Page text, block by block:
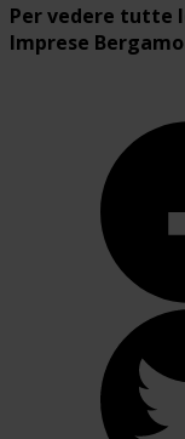
Per vedere tutte
Imprese Bergamo